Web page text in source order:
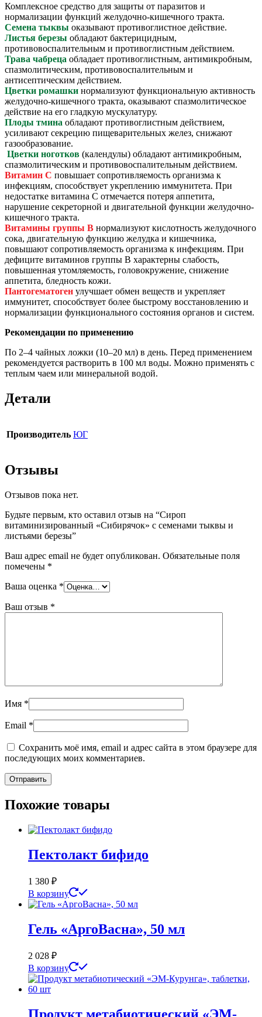
Комплексное средство для защиты от паразитов и
нормализации функций желудочно-кишечного тракта.
Семена тыквы оказывают противоглистное действие.
Листья березы обладают бактерицидным,
противовоспалительным и противоглистным действием.
Трава чабреца обладает противоглистным, антимикробным,
спазмолитическим, противовоспалительным и
антисептическим действием.
Цветки ромашки нормализуют функциональную активность
желудочно-кишечного тракта, оказывают спазмолитическое
действие на его гладкую мускулатуру.
Плоды тмина обладают противоглистным действием,
усиливают секрецию пищеварительных желез, снижают
газообразование.
Цветки ноготков (календулы) обладают антимикробным,
спазмолитическим и противовоспалительным действием.
Витамин С повышает сопротивляемость организма к
инфекциям, способствует укреплению иммунитета. При
недостатке витамина С отмечается потеря аппетита,
нарушение секреторной и двигательной функции желудочно-
кишечного тракта.
Витамины группы B нормализуют кислотность желудочного
сока, двигательную функцию желудка и кишечника,
повышают сопротивляемость организма к инфекциям. При
дефиците витаминов группы B характерны слабость,
повышенная утомляемость, головокружение, снижение
аппетита, бледность кожи.
Пантогематоген улучшает обмен веществ и укрепляет
иммунитет, способствует более быстрому восстановлению и
нормализации функционального состояния органов и систем.
Рекомендации по применению
По 2–4 чайных ложки (10–20 мл) в день. Перед применением
рекомендуется растворить в 100 мл воды. Можно применять с
теплым чаем или минеральной водой.
Детали
Производитель ЮГ
Отзывы
Отзывов пока нет.
Будьте первым, кто оставил отзыв на “Сироп
витаминизированный «Сибирячок» с семенами тыквы и
листьями березы”
Ваш адрес email не будет опубликован. Обязательные поля
помечены *
Ваша оценка *
Ваш отзыв *
Имя *
Email *
Сохранить моё имя, email и адрес сайта в этом браузере для
последующих моих комментариев.
Похожие товары
Пектолакт бифидо
1 380 ₽
В корзину
Гель «АргоВасна», 50 мл
2 028 ₽
В корзину
Продукт метабиотический «ЭМ-